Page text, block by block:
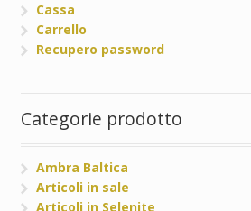
Cassa
Carrello
Recupero password
Categorie prodotto
Ambra Baltica
Articoli in sale
Articoli in Selenite